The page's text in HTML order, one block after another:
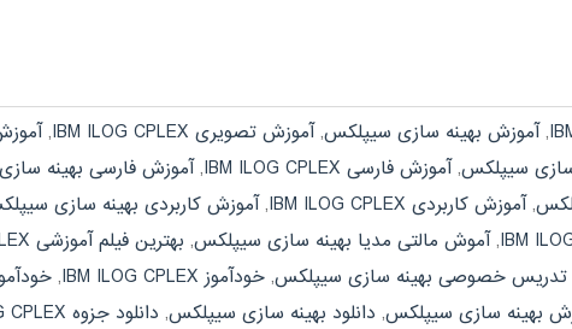
,آموزش بهینه سازی سیپلکس,آموزش تصویری IBM ILOG CPLEX ,
سیپلکس,آموزش فارسی IBM ILOG CPLEX ,آموزش فارسی بهینه
,آموزش کاربردی IBM ILOG CPLEX ,آموزش کاربردی بهینه سازی
,آموش مالتی مدیا بهینه سازی سیپلکس, بهترین فیلم آموزشی IBM ILOG CPLEX
تدریس خصوصی بهینه سازی سیپلکس,خودآموز IBM ILOG CPLEX ,
بهینه سازی سیپلکس, دانلود بهینه سازی سیپلکس, دانلود جزوه IBM ILOG CPLEX